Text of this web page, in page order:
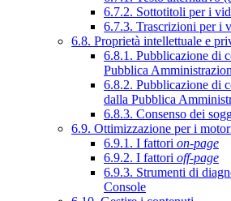
6.7.2. Sottotitoli per i
6.7.3. Trascrizioni per i
6.8. Proprietà intellettuale e
6.8.1. Pubblicazione di
Pubblica
6.8.2. Pubblicazione di
dalla Pubblica
6.8.3. Consenso dei
6.9. Ottimizzazione per i
6.9.1. I fattori on-page
6.9.2. I fattori off-page
6.9.3. Strumenti di
Console